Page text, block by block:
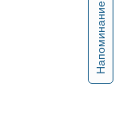
Напоминание